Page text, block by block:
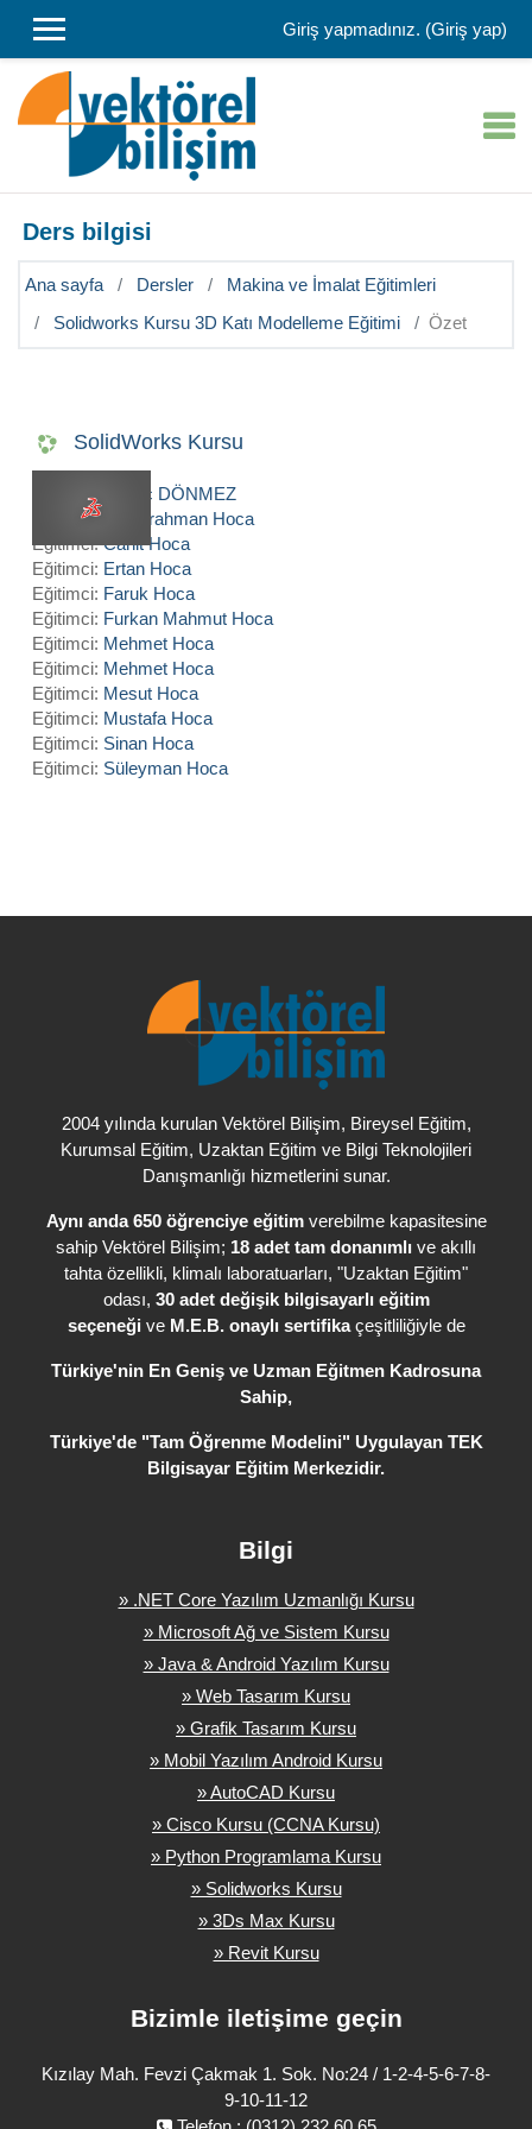
Giriş yapmadınız. (Giriş yap)
Ders bilgisi
Ana sayfa Dersler
Makina ve İmalat Eğitimleri
Solidworks Kursu 3D Katı Modelleme Eğitimi
Özet
SolidWorks Kursu
Eğitimci:
Erdinç DÖNMEZ
Eğitimci: Abdurrahman Hoca
Eğitimci:Cahit Hoca
Eğitimci: Ertan Hoca
Eğitimci: Faruk Hoca
Eğitimci: Furkan Mahmut Hoca
Eğitimci: Mehmet Hoca
Eğitimci: Mehmet Hoca
Eğitimci: Mesut Hoca
Eğitimci: Mustafa Hoca
Eğitimci: Sinan Hoca
Eğitimci: Süleyman Hoca
2004 yılında kurulan Vektörel Bilişim, Bireysel Eğitim,
Kurumsal Eğitim, Uzaktan Eğitim ve Bilgi Teknolojileri
Danışmanlığı hizmetlerini sunar.
Aynı anda 650 öğrenciye eğitimverebilme kapasitesine
sahip Vektörel Bilişim; 18 adet tam donanımlı ve akıllı
tahta özellikli, klimalı laboratuarları, "Uzaktan Eğitim"
odası, 30 adet değişik bilgisayarlı eğitim
seçeneği ve M.E.B. onaylı sertifikaçeşitliliğiyle de
Türkiye'nin En Geniş ve Uzman Eğitmen Kadrosuna
Sahip,
Türkiye'de "Tam Öğrenme Modelini" Uygulayan TEK
Bilgisayar Eğitim Merkezidir.
Bilgi
» .NET Core Yazılım Uzmanlığı Kursu
» Microsoft Ağ ve Sistem Kursu
» Java & Android Yazılım Kursu
» Web Tasarım Kursu
» Grafik Tasarım Kursu
» Mobil Yazılım Android Kursu
» AutoCAD Kursu
» Cisco Kursu (CCNA Kursu)
» Python Programlama Kursu
» Solidworks Kursu
» 3Ds Max Kursu
» Revit Kursu
Bizimle iletişime geçin
Kızılay Mah. Fevzi Çakmak 1. Sok. No:24 / 1-2-4-5-6-7-8-
9-10-11-12